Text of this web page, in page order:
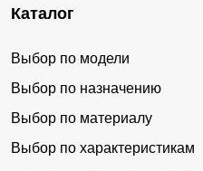
Каталог
Выбор по модели
Выбор по назначению
Выбор по материалу
Выбор по характеристикам